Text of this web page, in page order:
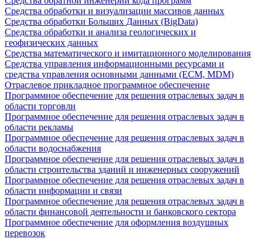
Средства обработки и визуализации массивов данных
Средства обработки Больших Данных (BigData)
Средства обработки и анализа геологических и
геофизических данных
Средства математического и имитационного моделирования
Средства управления информационными ресурсами и
средства управления основными данными (ECM, MDM)
Отраслевое прикладное программное обеспечение
Программное обеспечение для решения отраслевых задач в
области торговли
Программное обеспечение для решения отраслевых задач в
области рекламы
Программное обеспечение для решения отраслевых задач в
области водоснабжения
Программное обеспечение для решения отраслевых задач в
области строительства зданий и инженерных сооружений
Программное обеспечение для решения отраслевых задач в
области информации и связи
Программное обеспечение для решения отраслевых задач в
области финансовой деятельности и банковского сектора
Программное обеспечение для оформления воздушных
перевозок